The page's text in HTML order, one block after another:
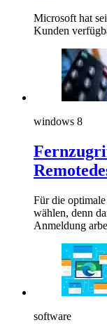
Microsoft hat
Kunden
windows 8
Für die
wählen, denn
Anmeldung
software